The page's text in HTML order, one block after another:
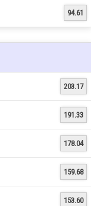
94.61
203.17
191.33
178.04
159.68
153.60